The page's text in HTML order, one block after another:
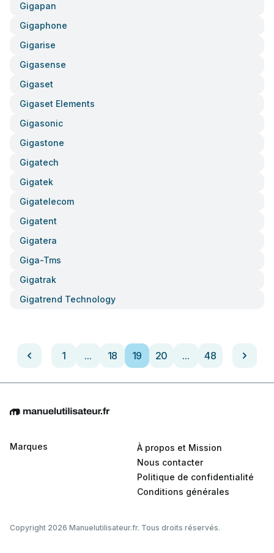
Gigapan
Gigaphone
Gigarise
Gigasense
Gigaset
Gigaset Elements
Gigasonic
Gigastone
Gigatech
Gigatek
Gigatelecom
Gigatent
Gigatera
Giga-Tms
Gigatrak
Gigatrend Technology
1 ... 18 19 20 ... 48
Marques
À propos et Mission
Nous contacter
Politique de confidentialité
Conditions générales
Copyright 2026 Manuelutilisateur.fr. Tous droits réservés.